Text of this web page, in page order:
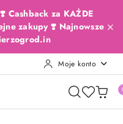
Cashback za KAŻDE
zakupy ❣️ Najnowsze
Moje konto